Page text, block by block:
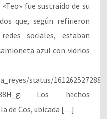
fue sustraído de su
que, según refirieron
sociales, estaban
azul con vidrios
status/
Los hechos
de Cos, ubicada […]